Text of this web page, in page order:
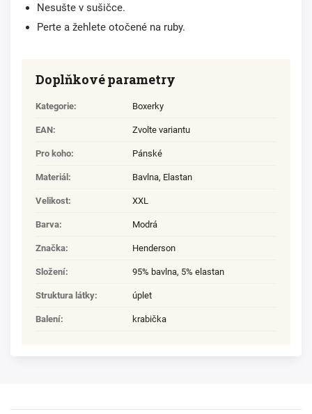
Nesušte v sušičce.
Perte a žehlete otočené na ruby.
Doplňkové parametry
Kategorie: Boxerky
EAN: Zvolte variantu
Pro koho: Pánské
Materiál : Bavlna, Elastan
Velikost: XXL
Barva: Modrá
Značka: Henderson
Složení: 95% bavlna, 5% elastan
Struktura látky: úplet
Balení: krabička